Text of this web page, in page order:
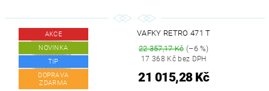
AKCE
NOVINKA
TIP
DOPRAVA
ZDARMA
VAFKY RETRO 471 T
22 357,17 Kč(–6 %)
17 368 Kč bez DPH
21 015,28 Kč